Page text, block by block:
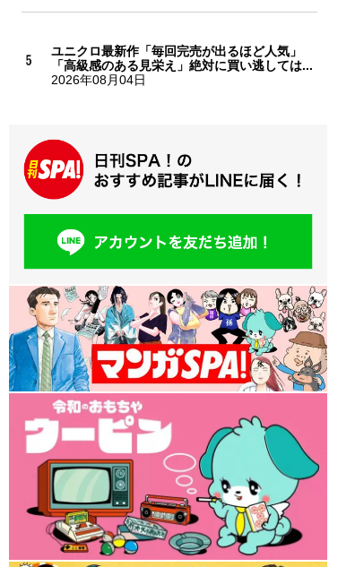
ユニクロ最新作「毎回完売が出るほど人気」
「高級感のある見栄え」絶対に買い逃しては...
2026年08月04日